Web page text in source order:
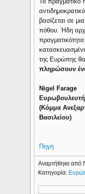
βασίζεται σε
πόθου. Ήδη
της Ευρώπης
πληρώσουν
Nigel Farage
(Κόμμα
Βασιλείου)
Πηγή
Αναρτήθηκε από
Κατηγορία: